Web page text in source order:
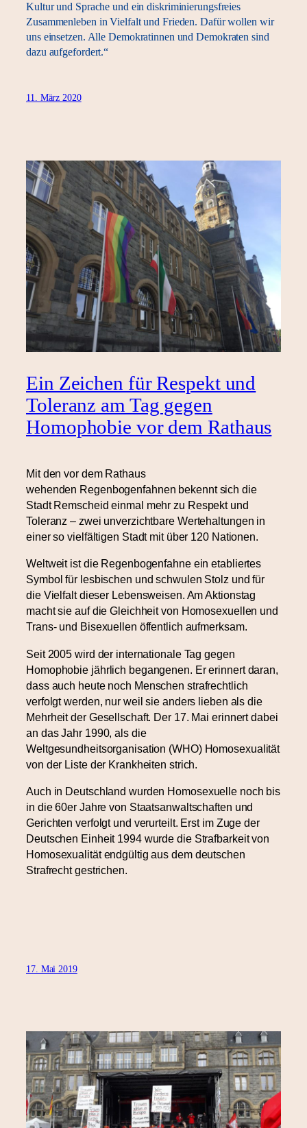
Kultur und Sprache und ein diskriminierungsfreies
Zusammenleben in Vielfalt und Frieden. Dafür wollen wir
uns einsetzen. Alle Demokratinnen und Demokraten sind
dazu aufgefordert.“
11. März 2020
Ein Zeichen für Respekt und
Toleranz am Tag gegen
Homophobie vor dem Rathaus
Mit den vor dem Rathaus
wehenden Regenbogenfahnen bekennt sich die
Stadt Remscheid einmal mehr zu Respekt und
Toleranz – zwei unverzichtbare Wertehaltungen in
einer so vielfältigen Stadt mit über 120 Nationen.
Weltweit ist die Regenbogenfahne ein etabliertes
Symbol für lesbischen und schwulen Stolz und für
die Vielfalt dieser Lebensweisen. Am Aktionstag
macht sie auf die Gleichheit von Homosexuellen und
Trans- und Bisexuellen öffentlich aufmerksam.
Seit 2005 wird der internationale Tag gegen
Homophobie jährlich begangenen. Er erinnert daran,
dass auch heute noch Menschen strafrechtlich
verfolgt werden, nur weil sie anders lieben als die
Mehrheit der Gesellschaft. Der 17. Mai erinnert dabei
an das Jahr 1990, als die
Weltgesundheitsorganisation (WHO) Homosexualität
von der Liste der Krankheiten strich.
Auch in Deutschland wurden Homosexuelle noch bis
in die 60er Jahre von Staatsanwaltschaften und
Gerichten verfolgt und verurteilt. Erst im Zuge der
Deutschen Einheit 1994 wurde die Strafbarkeit von
Homosexualität endgültig aus dem deutschen
Strafrecht gestrichen.
17. Mai 2019